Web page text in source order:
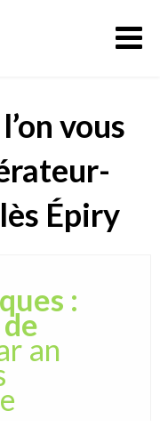
vous
Épiry
:
an